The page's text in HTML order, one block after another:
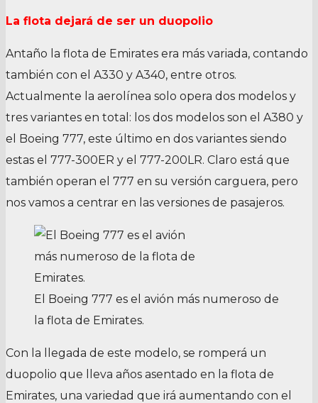
La flota dejará de ser un duopolio
Antaño la flota de Emirates era más variada, contando
también con el A330 y A340, entre otros.
Actualmente la aerolínea solo opera dos modelos y
tres variantes en total: los dos modelos son el A380 y
el Boeing 777, este último en dos variantes siendo
estas el 777-300ER y el 777-200LR. Claro está que
también operan el 777 en su versión carguera, pero
nos vamos a centrar en las versiones de pasajeros.
El Boeing 777 es el avión más numeroso de
la flota de Emirates.
Con la llegada de este modelo, se romperá un
duopolio que lleva años asentado en la flota de
Emirates, una variedad que irá aumentando con el